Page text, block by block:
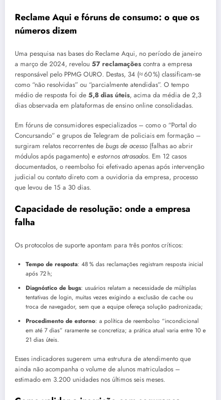
Reclame Aqui e fóruns de consumo: o que os
números dizem
Uma pesquisa nas bases do Reclame Aqui, no período de janeiro
a março de 2024, revelou 57 reclamações contra a empresa
responsável pelo PPMG OURO. Destas, 34 (≈ 60 %) classificam‑se
como “não resolvidas” ou “parcialmente atendidas”. O tempo
médio de resposta foi de 5,8 dias úteis, acima da média de 2,3
dias observada em plataformas de ensino online consolidadas.
Em fóruns de consumidores especializados – como o “Portal do
Concursando” e grupos de Telegram de policiais em formação –
surgiram relatos recorrentes de bugs de acesso (falhas ao abrir
módulos após pagamento) e estornos atrasados. Em 12 casos
documentados, o reembolso foi efetivado apenas após intervenção
judicial ou contato direto com a ouvidoria da empresa, processo
que levou de 15 a 30 dias.
Capacidade de resolução: onde a empresa
falha
Os protocolos de suporte apontam para três pontos críticos:
Tempo de resposta: 48 % das reclamações registram resposta inicial
após 72 h;
Diagnóstico de bugs: usuários relatam a necessidade de múltiplas
tentativas de login, muitas vezes exigindo a exclusão de cache ou
troca de navegador, sem que a equipe ofereça solução padronizada;
Procedimento de estorno: a política de reembolso “incondicional
em até 7 dias” raramente se concretiza; a prática atual varia entre 10 e
21 dias úteis.
Esses indicadores sugerem uma estrutura de atendimento que
ainda não acompanha o volume de alunos matriculados –
estimado em 3.200 unidades nos últimos seis meses.